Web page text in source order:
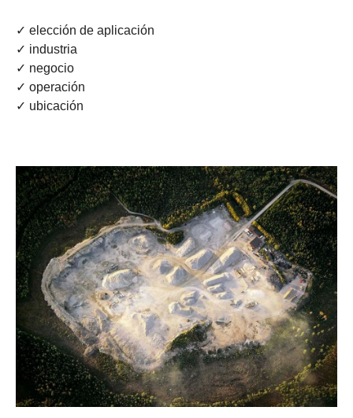
✓ elección de aplicación
✓ industria
✓ negocio
✓ operación
✓ ubicación